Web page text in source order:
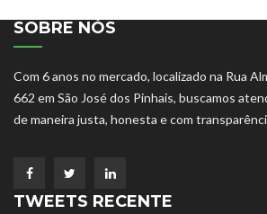
SOBRE NÓS
Com 6 anos no mercado, localizado na Rua
662 em São José dos Pinhais, buscamos
de maneira justa, honesta e com
TWEETS RECENTE